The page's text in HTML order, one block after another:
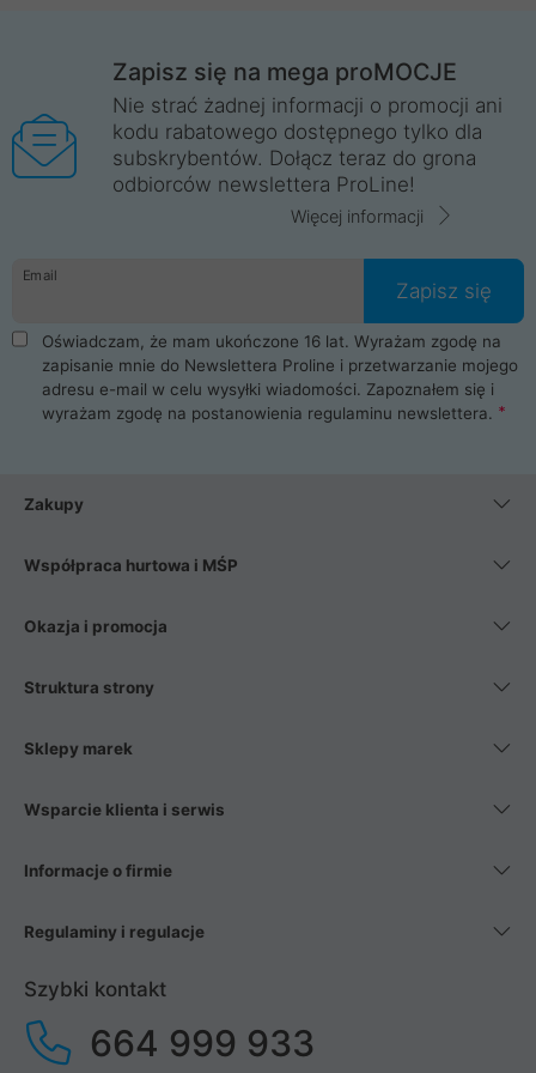
Zapisz się na mega proMOCJE
Nie strać żadnej informacji o promocji ani
kodu rabatowego dostępnego tylko dla
subskrybentów. Dołącz teraz do grona
odbiorców newslettera ProLine!
Więcej informacji
Email
Zapisz się
Oświadczam, że mam ukończone 16 lat. Wyrażam zgodę na
zapisanie mnie do Newslettera Proline i przetwarzanie mojego
adresu e-mail w celu wysyłki wiadomości. Zapoznałem się i
wyrażam zgodę na postanowienia regulaminu newslettera.
Zakupy
Współpraca hurtowa i MŚP
Okazja i promocja
Struktura strony
Sklepy marek
Wsparcie klienta i serwis
Informacje o firmie
Regulaminy i regulacje
Szybki kontakt
664 999 933